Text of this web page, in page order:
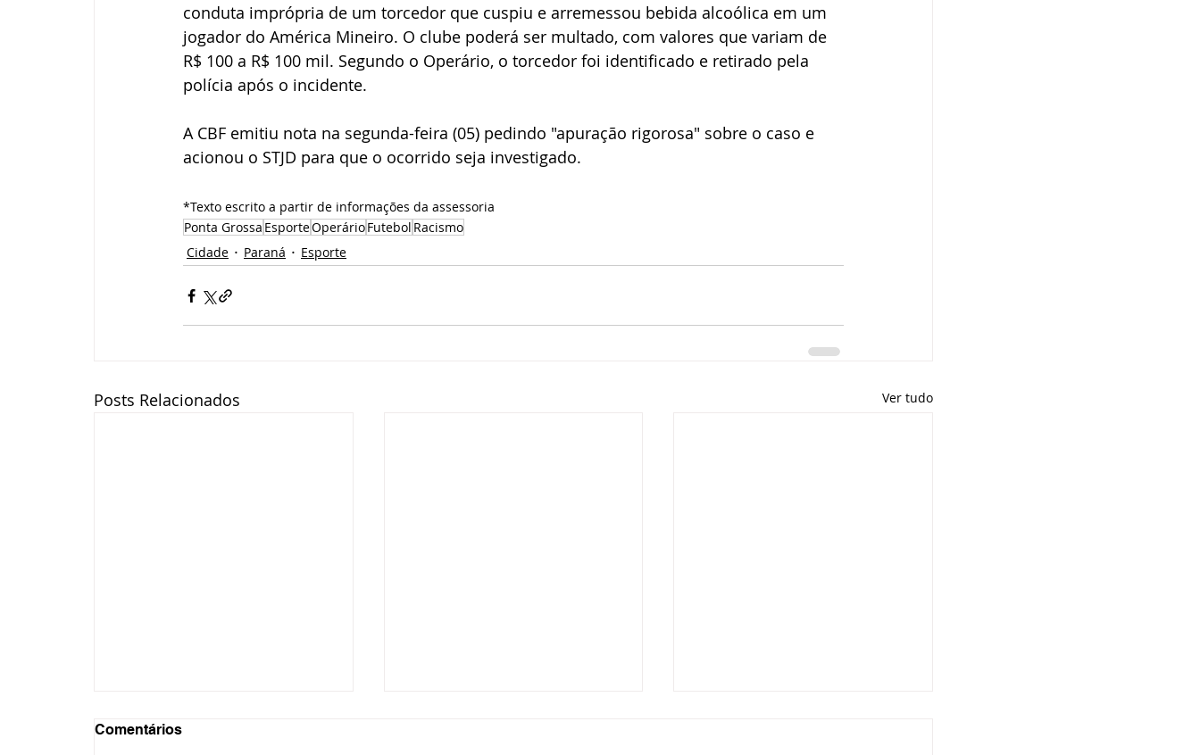
conduta imprópria de um torcedor que cuspiu e arremessou bebida alcoólica em um
jogador do América Mineiro. O clube poderá ser multado, com valores que variam de
R$ 100 a R$ 100 mil. Segundo o Operário, o torcedor foi identificado e retirado pela
polícia após o incidente.
A CBF emitiu nota na segunda-feira (05) pedindo "apuração rigorosa" sobre o caso e
acionou o STJD para que o ocorrido seja investigado.
*Texto escrito a partir de informações da assessoria
Ponta Grossa EsporteOperárioFutebol Racismo
Cidade
Paraná Esporte
Posts Relacionados Ver tudo
Comentários